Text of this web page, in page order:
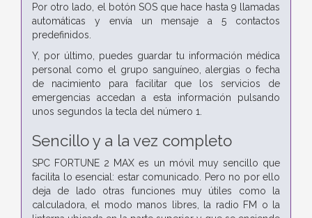
Por otro lado, el botón SOS que hace hasta 9 llamadas
automáticas y envía un mensaje a 5 contactos
predefinidos.
Y, por último, puedes guardar tu información médica
personal como el grupo sanguíneo, alergias o fecha
de nacimiento para facilitar que los servicios de
emergencias accedan a esta información pulsando
unos segundos la tecla del número 1.
Sencillo y a la vez completo
SPC FORTUNE 2 MAX es un móvil muy sencillo que
facilita lo esencial: estar comunicado. Pero no por ello
deja de lado otras funciones muy útiles como la
calculadora, el modo manos libres, la radio FM o la